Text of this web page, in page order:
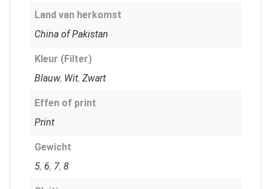
Land van herkomst
China of Pakistan
Kleur (Filter)
Blauw, Wit, Zwart
Effen of print
Print
Gewicht
5, 6, 7, 8